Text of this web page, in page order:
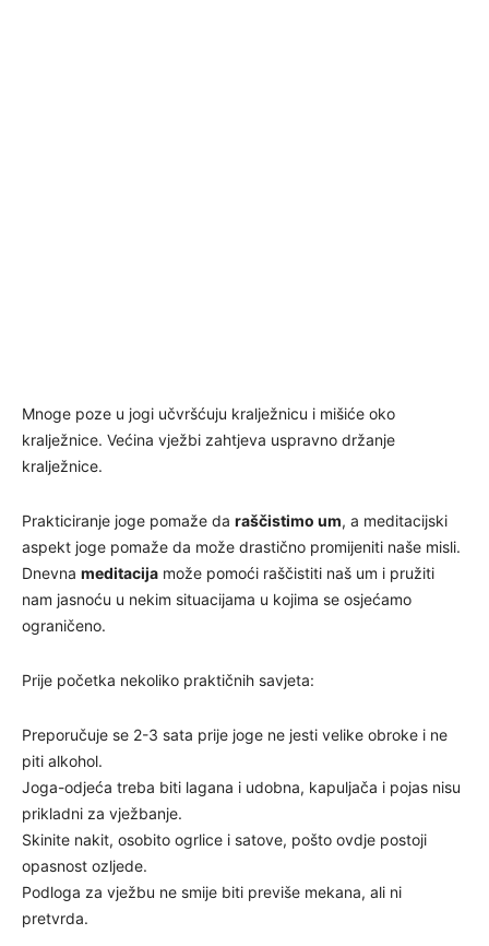
Mnoge poze u jogi učvršćuju kralježnicu i mišiće oko
kralježnice. Većina vježbi zahtjeva uspravno držanje
kralježnice.
Prakticiranje joge pomaže da raščistimo um, a meditacijski
aspekt joge pomaže da može drastično promijeniti naše misli.
Dnevna meditacija može pomoći raščistiti naš um i pružiti
nam jasnoću u nekim situacijama u kojima se osjećamo
ograničeno.
Prije početka nekoliko praktičnih savjeta:
Preporučuje se 2-3 sata prije joge ne jesti velike obroke i ne
piti alkohol.
Joga-odjeća treba biti lagana i udobna, kapuljača i pojas nisu
prikladni za vježbanje.
Skinite nakit, osobito ogrlice i satove, pošto ovdje postoji
opasnost ozljede.
Podloga za vježbu ne smije biti previše mekana, ali ni
pretvrda.